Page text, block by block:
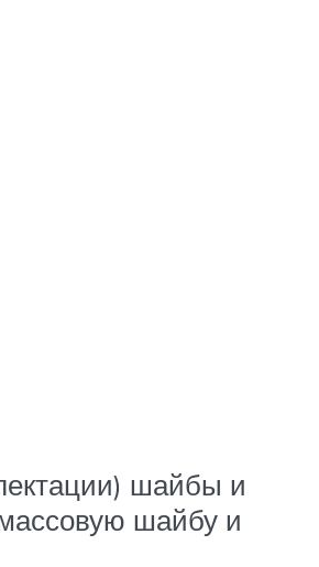
шайбы и
шайбу и